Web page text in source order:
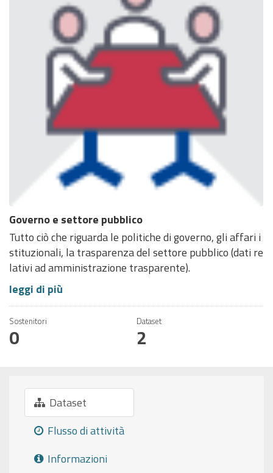
Governo e settore pubblico
Tutto ciò che riguarda le politiche di governo, gli affari i
stituzionali, la trasparenza del settore pubblico (dati re
lativi ad amministrazione trasparente).
leggi di più
Sostenitori
0
Dataset
2
Dataset
Flusso di attività
Informazioni